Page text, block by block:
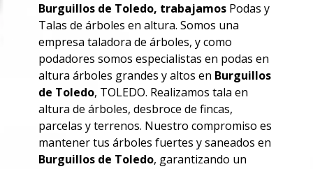
Burguillos de Toledo, trabajamos Podas y
Talas de árboles en altura. Somos una
empresa taladora de árboles, y como
podadores somos especialistas en podas en
altura árboles grandes y altos en Burguillos
de Toledo, TOLEDO. Realizamos tala en
altura de árboles, desbroce de fincas,
parcelas y terrenos. Nuestro compromiso es
mantener tus árboles fuertes y saneados en
Burguillos de Toledo, garantizando un